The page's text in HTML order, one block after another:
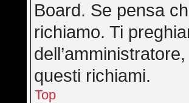
Board. Se pensa
richiamo. Ti
questi richiami.
Top